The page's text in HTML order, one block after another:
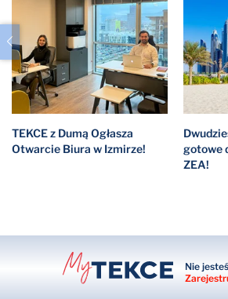
TEKCE z Dumą Ogłasza
Otwarcie Biura w Izmirze!
gotowe
ZEA!
Nie